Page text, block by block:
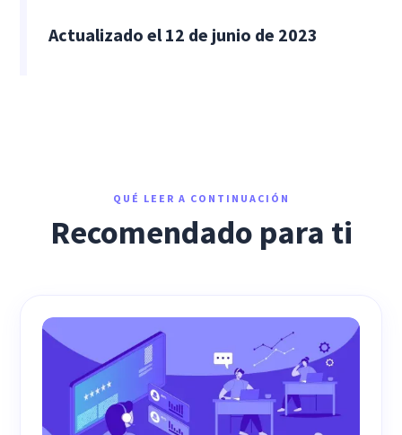
Actualizado el 12 de junio de 2023
QUÉ LEER A CONTINUACIÓN
Recomendado para ti